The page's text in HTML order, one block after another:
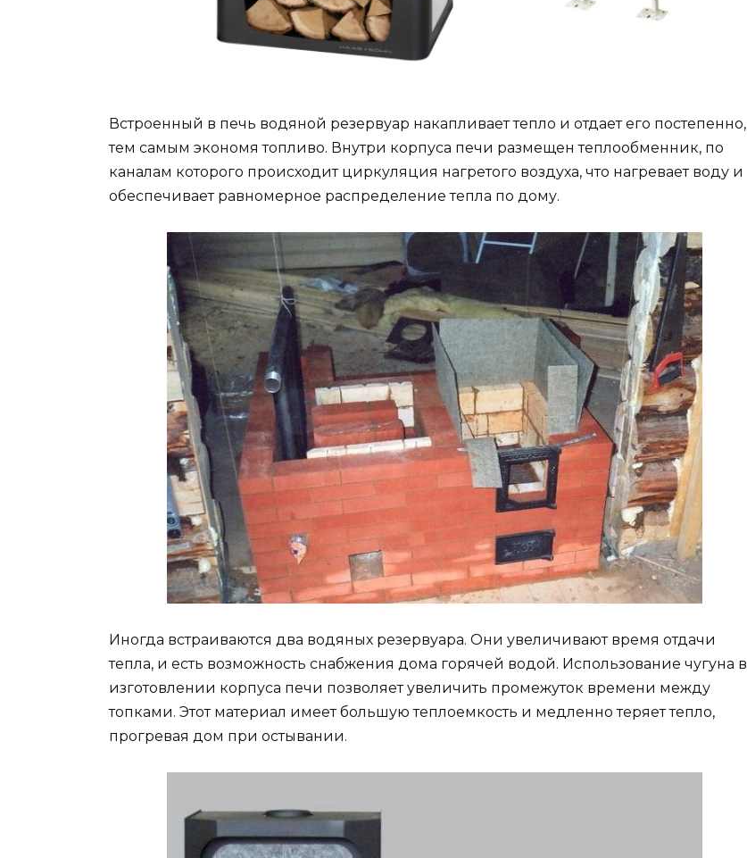
Встроенный в печь водяной резервуар накапливает тепло и отдает его постепенно,
тем самым экономя топливо. Внутри корпуса печи размещен теплообменник, по
каналам которого происходит циркуляция нагретого воздуха, что нагревает воду и
обеспечивает равномерное распределение тепла по дому.
Иногда встраиваются два водяных резервуара. Они увеличивают время отдачи
тепла, и есть возможность снабжения дома горячей водой. Использование чугуна в
изготовлении корпуса печи позволяет увеличить промежуток времени между
топками. Этот материал имеет большую теплоемкость и медленно теряет тепло,
прогревая дом при остывании.